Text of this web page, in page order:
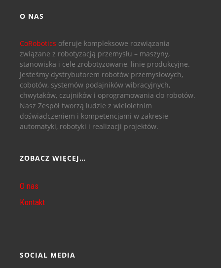
O NAS
CoRobotics oferuje kompleksowe rozwiązania
związane z robotyzacją przemysłu – maszyny,
stanowiska i cele zrobotyzowane, linie produkcyjne.
Jesteśmy dystrybutorem robotów przemysłowych,
cobotów, systemów podajników wibracyjnych,
chwytaków, czujników i oprogramowania do robotów.
Nasz Zespół tworzą ludzie z wieloletnim
doświadczeniem i kompetencjami w zakresie
automatyki, robotyki i realizacji projektów.
ZOBACZ WIĘCEJ…
O nas
Kontakt
SOCIAL MEDIA